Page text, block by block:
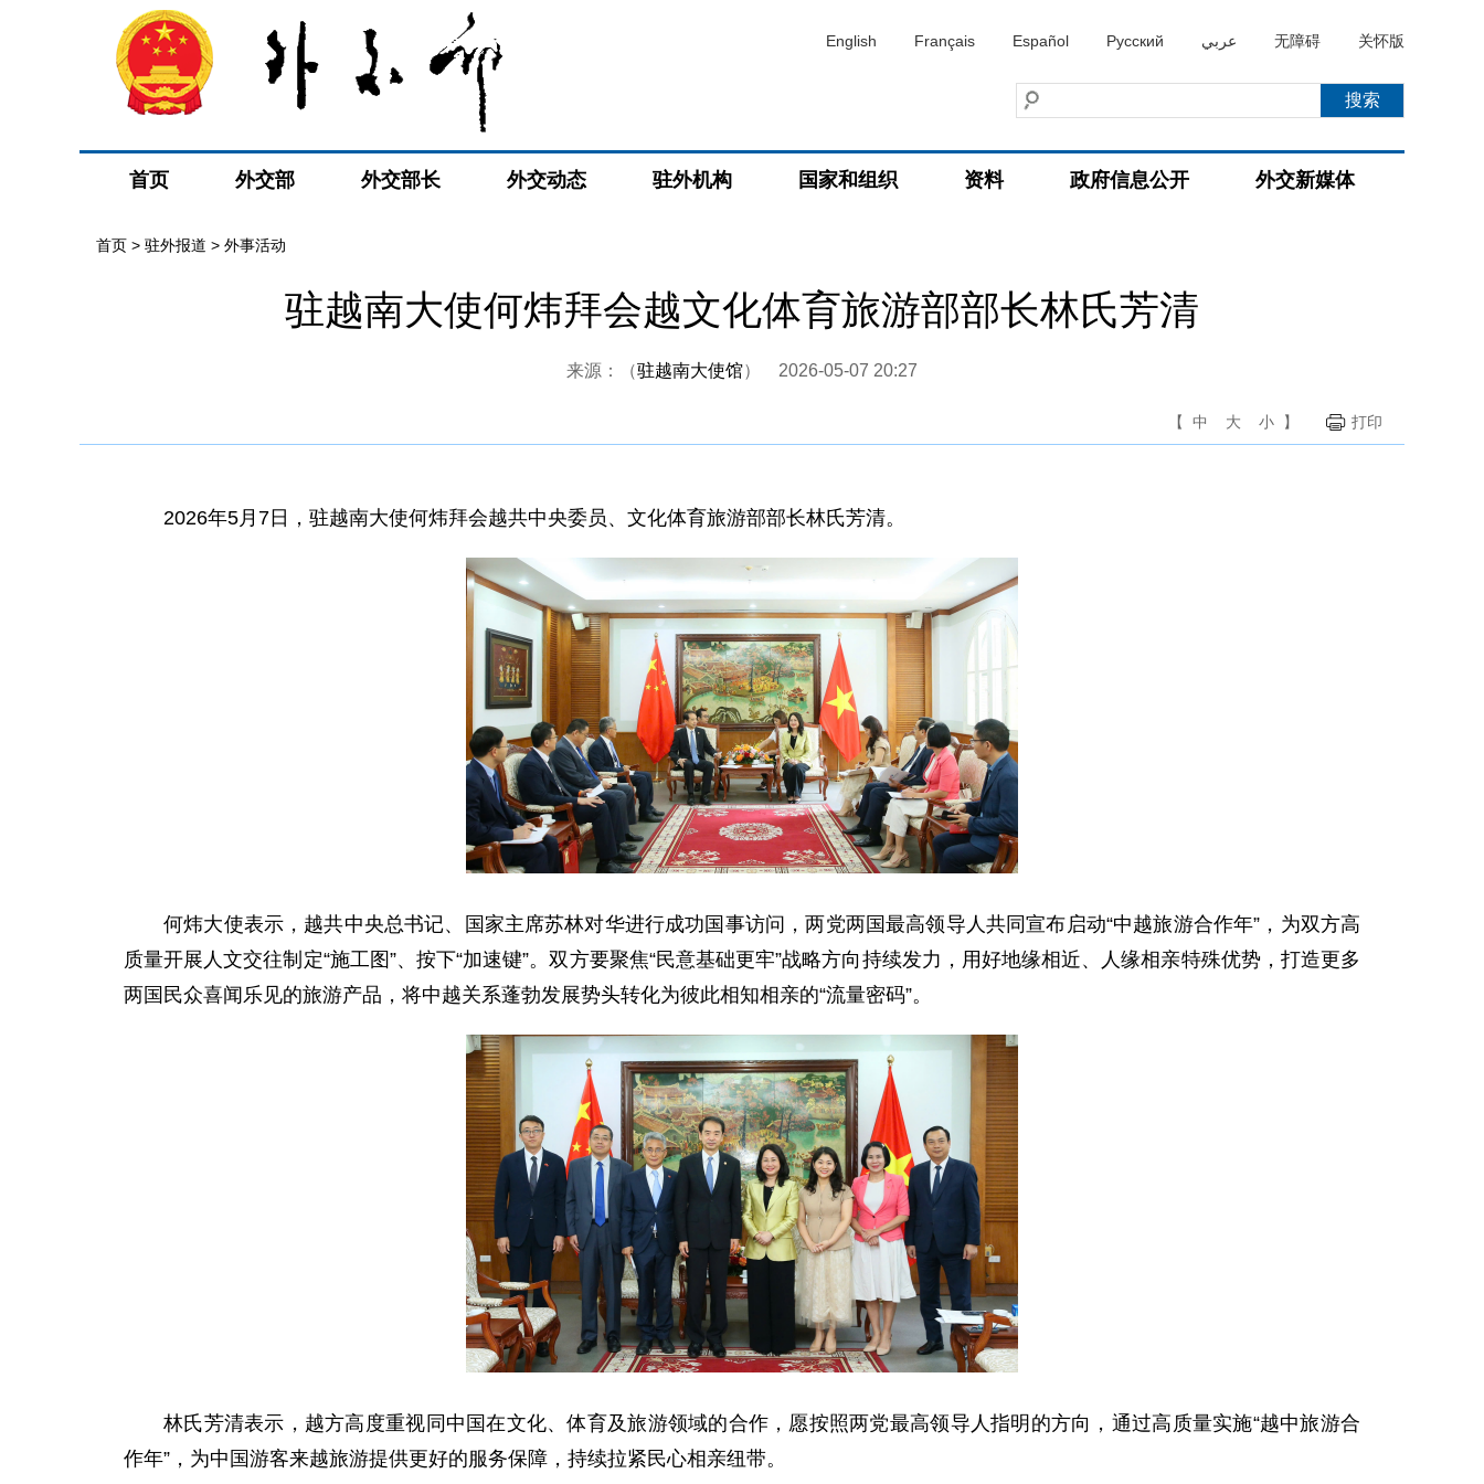
English Français Español Русский عربي 无障碍 关怀版
首页 外交部 外交部长 外交动态 驻外机构 国家和组织 资料 政府信息公开 外交新媒体
首页 > 驻外报道 > 外事活动
驻越南大使何炜拜会越文化体育旅游部部长林氏芳清
来源：（驻越南大使馆） 2026-05-07 20:27
【 中 大 小 】 打印
2026年5月7日，驻越南大使何炜拜会越共中央委员、文化体育旅游部部长林氏芳清。
何炜大使表示，越共中央总书记、国家主席苏林对华进行成功国事访问，两党两国最高领导人共同宣布启动“中越旅游合作年”，为双方高
质量开展人文交往制定“施工图”、按下“加速键”。双方要聚焦“民意基础更牢”战略方向持续发力，用好地缘相近、人缘相亲特殊优势，打造更多
两国民众喜闻乐见的旅游产品，将中越关系蓬勃发展势头转化为彼此相知相亲的“流量密码”。
林氏芳清表示，越方高度重视同中国在文化、体育及旅游领域的合作，愿按照两党最高领导人指明的方向，通过高质量实施“越中旅游合
作年”，为中国游客来越旅游提供更好的服务保障，持续拉紧民心相亲纽带。